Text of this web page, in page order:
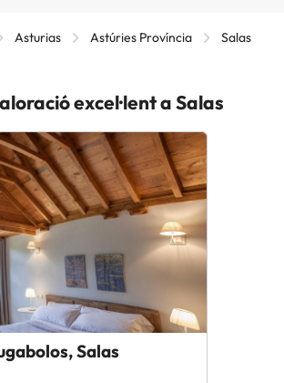
Asturias Astúries Província Salas
excel·lent a Salas
Salas